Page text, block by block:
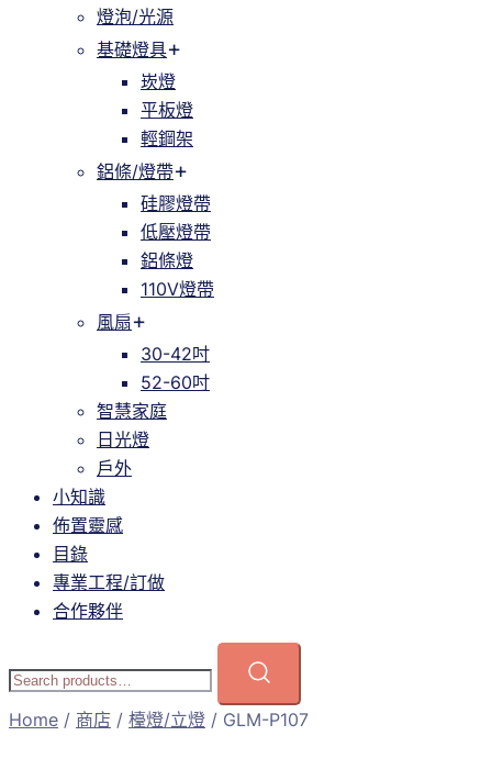
燈泡/光源
基礎燈具
崁燈
平板燈
輕鋼架
鋁條/燈帶
硅膠燈帶
低壓燈帶
鋁條燈
110V燈帶
風扇
30-42吋
52-60吋
智慧家庭
日光燈
戶外
小知識
佈置靈感
目錄
專業工程/訂做
合作夥伴
Home / 商店 / 檯燈/立燈 / GLM-P107